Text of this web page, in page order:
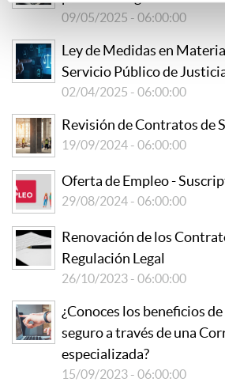
09/05/2025 - 06:00:00
Ley de Medidas en
Servicio Público de
02/04/2025 - 06:00:00
Revisión de Contratos de
19/09/2024 - 06:00:00
Oferta de Empleo -
29/08/2024 - 06:00:00
Renovación de los
Regulación Legal
26/10/2023 - 06:00:00
¿Conoces los beneficios
seguro a través de una
especializada?
15/09/2023 - 06:00:00